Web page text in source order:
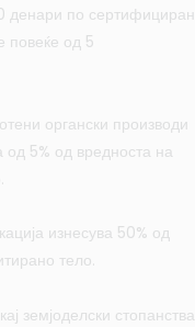
денари по сертифициран
повеќе од 5
органски производи
5% од вредноста на
изнесува 50% од
тело.
земјоделски стопанства